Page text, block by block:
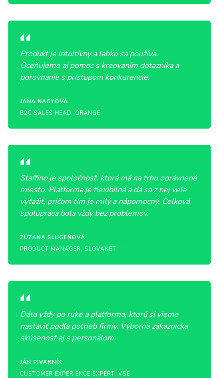
Produkt je intuitívny a ľahko sa používa.
Oceňujeme aj pomoc s kreovaním dotazníka a
porovnanie s prístupom konkurencie.
JANA NAGYOVÁ
B2C SALES HEAD, ORANGE
Staffino je spoločnosť, ktorá má na trhu oprávnené
miesto. Platforma je flexibilná a dá sa z nej veľa
vyťažiť, pričom tím je milý a nápomocný. Celková
spolupráca bola vždy bez problémov.
ZUZANA SLUGEŇOVÁ
PRODUCT MANAGER, SLOVANET
Dáta vždy po ruke a platforma, ktorú si vieme
nastaviť podľa potrieb firmy. Výborná zákaznícka
skúsenosť aj s personálom.
JÁN PIVARNÍK
CUSTOMER EXPERIENCE EXPERT, VSE